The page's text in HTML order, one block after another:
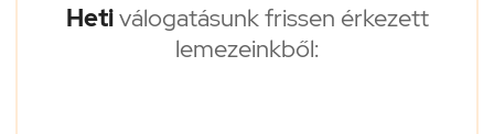
Hetiválogatásunk frissen érkezett
lemezeinkből: